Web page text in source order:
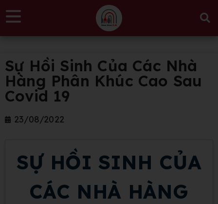
Sự Hồi Sinh Của Các Nhà
Hàng Phân Khúc Cao Sau
Covid 19
23/08/2022
SỰ HỒI SINH CỦA
CÁC NHÀ HÀNG